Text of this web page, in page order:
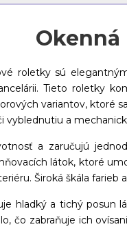
roletky sú
Tieto roletky
variantov, ktoré
vyblednutiu a
a zaručujú
látok, ktoré
Široká škála
hladký a tichý posun
čo zabraňuje ich